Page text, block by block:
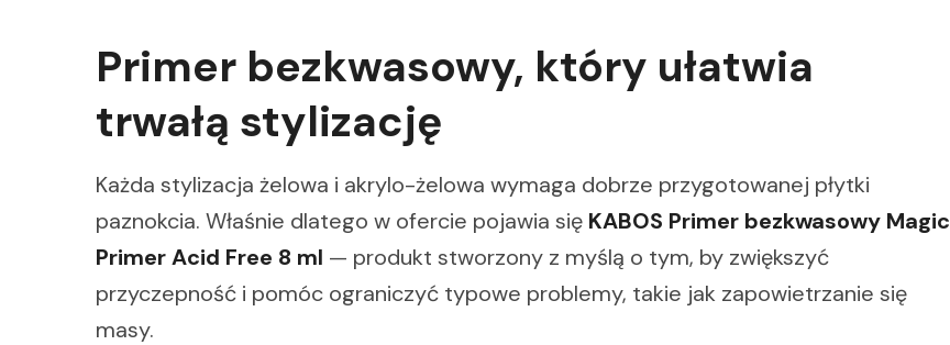
Primer bezkwasowy, który ułatwia
trwałą stylizację
Każda stylizacja żelowa i akrylo-żelowa wymaga dobrze przygotowanej płytki
paznokcia. Właśnie dlatego w ofercie pojawia się KABOS Primer bezkwasowy Magic
Primer Acid Free 8 ml — produkt stworzony z myślą o tym, by zwiększyć
przyczepność i pomóc ograniczyć typowe problemy, takie jak zapowietrzanie się
masy.